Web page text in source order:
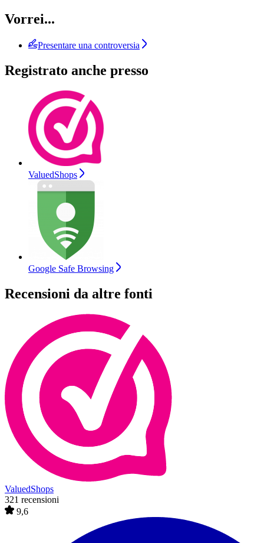
Vorrei...
Presentare una controversia
Registrato anche presso
ValuedShops
Google Safe Browsing
Recensioni da altre fonti
ValuedShops
321 recensioni
9,6